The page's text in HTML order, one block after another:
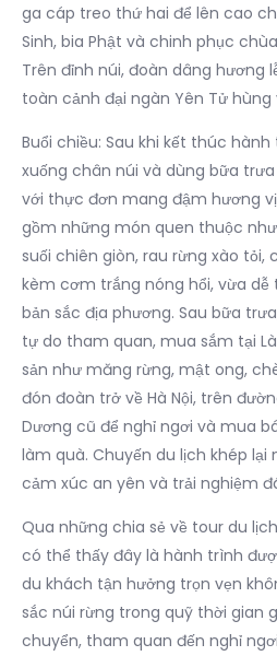
ga cáp treo thứ hai để lên cao
Sinh, bia Phật và chinh phục
Trên đỉnh núi, đoàn dâng hương
toàn cảnh đại ngàn Yên Tử hùng
Buổi chiều: Sau khi kết thúc
xuống chân núi và dùng bữa
với thực đơn mang đậm hương
gồm những món quen thuộc
suối chiên giòn, rau rừng xào
kèm cơm trắng nóng hổi, vừa
bản sắc địa phương. Sau bữa
tự do tham quan, mua sắm tại
sản như măng rừng, mật ong,
đón đoàn trở về Hà Nội, trên
Dương cũ để nghỉ ngơi và mua
làm quà. Chuyến du lịch khép lại
cảm xúc an yên và trải nghiệm
Qua những chia sẻ về tour du
có thể thấy đây là hành trình
du khách tận hưởng trọn vẹn
sắc núi rừng trong quỹ thời gian
chuyển, tham quan đến nghỉ